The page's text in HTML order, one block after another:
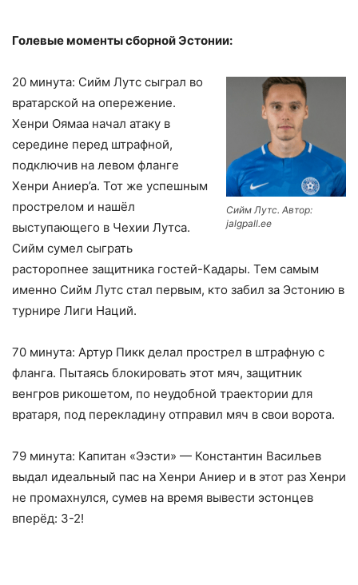
Голевые моменты сборной Эстонии:
Сийм Лутс. Автор:
jalgpall.ee
20 минута: Сийм Лутс сыграл во
вратарской на опережение.
Хенри Оямаа начал атаку в
середине перед штрафной,
подключив на левом фланге
Хенри Аниер’а. Тот же успешным
прострелом и нашёл
выступающего в Чехии Лутса.
Сийм сумел сыграть
расторопнее защитника гостей-Кадары. Тем самым
именно Сийм Лутс стал первым, кто забил за Эстонию в
турнире Лиги Наций.
70 минута: Артур Пикк делал прострел в штрафную с
фланга. Пытаясь блокировать этот мяч, защитник
венгров рикошетом, по неудобной траектории для
вратаря, под перекладину отправил мяч в свои ворота.
79 минута: Капитан «Ээсти» — Константин Васильев
выдал идеальный пас на Хенри Аниер и в этот раз Хенри
не промахнулся, сумев на время вывести эстонцев
вперёд: 3-2!